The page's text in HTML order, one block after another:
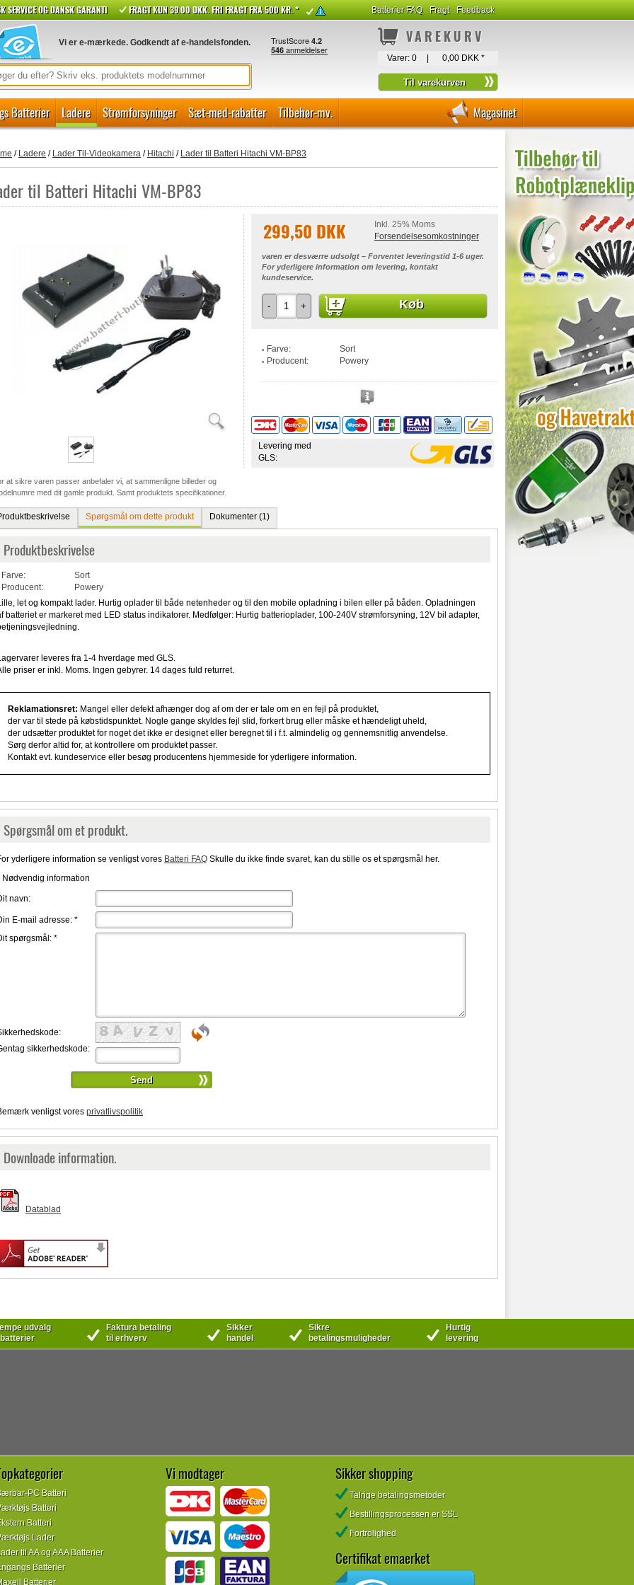
SERVICE OG DANSK GARANTI FRAGT KUN 39.00 DKK. FRI FRAGT FRA 500 KR. * Batterier FAQ Fragt Feedback
Vi er e-mærkede. Godkendt af e-handelsfonden. VAREKURV
Varer: 0 0,00 DKK *
Batterier Ladere Strømforsyninger Sæt-med-rabatter Tilbehør-mv. Magasinet
/ Ladere / Lader Til-Videokamera/ Hitachi / Lader til Batteri Hitachi VM-BP83
til Batteri Hitachi VM-BP83
at sikre varen passer anbefaler vi, at sammenligne billeder og
med dit gamle produkt. Samt produktets specifikationer.
299,50 DKK
Inkl. 25% Moms
Forsendelsesomkostninger
varen er desværre udsolgt – Forventet leveringstid 1-6 uger.
For yderligere information om levering, kontakt
kundeservice.
- + Køb
Farve:
Sort
Producent:
Powery
Levering med
GLS:
Spørgsmål om dette produkt Dokumenter (1)
Produktbeskrivelse
Farve:
Sort
Producent:
Powery
let og kompakt lader. Hurtig oplader til både netenheder og til den mobile opladning i bilen eller på båden. Opladningen
batteriet er markeret med LED status indikatorer. Medfølger: Hurtig batterioplader, 100-240V strømforsyning, 12V bil adapter,
leveres fra 1-4 hverdage med GLS.
priser er inkl. Moms. Ingen gebyrer. 14 dages fuld returret.
Reklamationsret: Mangel eller defekt afhænger dog af om der er tale om en en fejl på produktet,
der var til stede på købstidspunktet. Nogle gange skyldes fejl slid, forkert brug eller måske et hændeligt uheld,
der udsætter produktet for noget det ikke er designet eller beregnet til i f.t. almindelig og gennemsnitlig anvendelse.
Sørg derfor altid for, at kontrollere om produktet passer.
Kontakt evt. kundeservice eller besøg producentens hjemmeside for yderligere information.
Spørgsmål om et produkt.
yderligere information se venligst vores Batteri FAQSkulle du ikke finde svaret, kan du stille os et spørgsmål her.
Nødvendig information
navn:
E-mail adresse: *
spørgsmål: *
sikkerhedskode:
venligst vores privatlivspolitik
Downloade information.
Datablad
udvalg
Faktura betaling
til erhverv
Sikker
handel
Sikre
betalingsmuligheder
Hurtig
levering
PC Batteri
Batteri
Batteri
Lader
til AA og AAA Batterier
Batterier
Batterier
Vi modtager Sikker shopping
Talrige betalingsmetoder
Bestillingsprocessen er SSL
Fortrolighed
Certifikat emaerket